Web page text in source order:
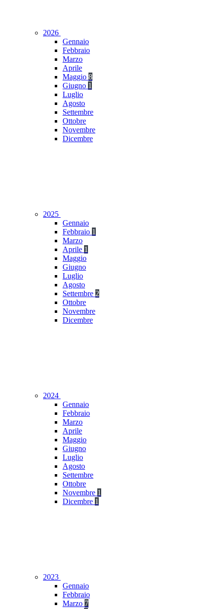
2026
Gennaio
Febbraio
Marzo
Aprile
Maggio 8
Giugno 1
Luglio
Agosto
Settembre
Ottobre
Novembre
Dicembre
2025
Gennaio
Febbraio 1
Marzo
Aprile 1
Maggio
Giugno
Luglio
Agosto
Settembre 2
Ottobre
Novembre
Dicembre
2024
Gennaio
Febbraio
Marzo
Aprile
Maggio
Giugno
Luglio
Agosto
Settembre
Ottobre
Novembre 1
Dicembre 1
2023
Gennaio
Febbraio
Marzo 7